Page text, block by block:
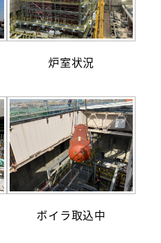
炉室状況
ボイラ取込中